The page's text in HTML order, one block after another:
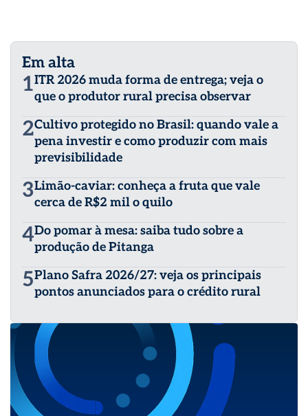
Em alta
1ITR 2026 muda forma de entrega; veja o
que o produtor rural precisa observar
2Cultivo protegido no Brasil: quando vale a
pena investir e como produzir com mais
previsibilidade
3Limão-caviar: conheça a fruta que vale
cerca de R$2 mil o quilo
4Do pomar à mesa: saiba tudo sobre a
produção de Pitanga
5Plano Safra 2026/27: veja os principais
pontos anunciados para o crédito rural